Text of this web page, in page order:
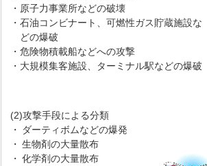
・ 原子力事業所などの破壊
・石油コンビナート、可燃性ガス貯蔵施設な
どの爆破
・危険物積載船などへの攻撃
・ 大規模集客施設、ターミナル駅などの爆破
(2)攻撃手段による分類
・
ダーティボムなどの爆発
・ 生物剤の大量散布
・ 化学剤の大量散布